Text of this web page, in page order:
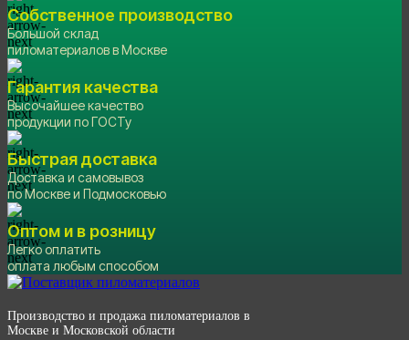
Собственное производство
Большой склад
пиломатериалов в Москве
Гарантия качества
Высочайшее качество
продукции по ГОСТу
Быстрая доставка
Доставка и самовывоз
по Москве и Подмосковью
Оптом и в розницу
Легко оплатить
оплата любым способом
Производство и продажа пиломатериалов в
Москве и Московской области